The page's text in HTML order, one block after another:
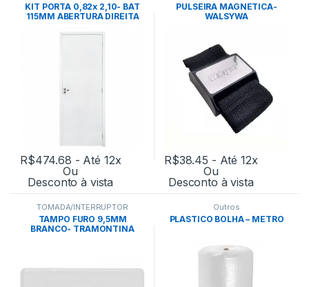
KIT PORTA 0,82x 2,10- BAT
115MM ABERTURA DIREITA
R$474.68 - Até 12x
Ou
Desconto à vista
PULSEIRA MAGNETICA-
WALSYWA
R$38.45 - Até 12x
Ou
Desconto à vista
TOMADA/INTERRUPTOR
TAMPO FURO 9,5MM
BRANCO- TRAMONTINA
Outros
PLÁSTICO BOLHA – METRO